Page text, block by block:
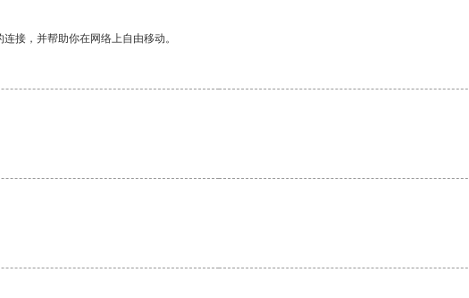
接，并帮助你在网络上自由移动。